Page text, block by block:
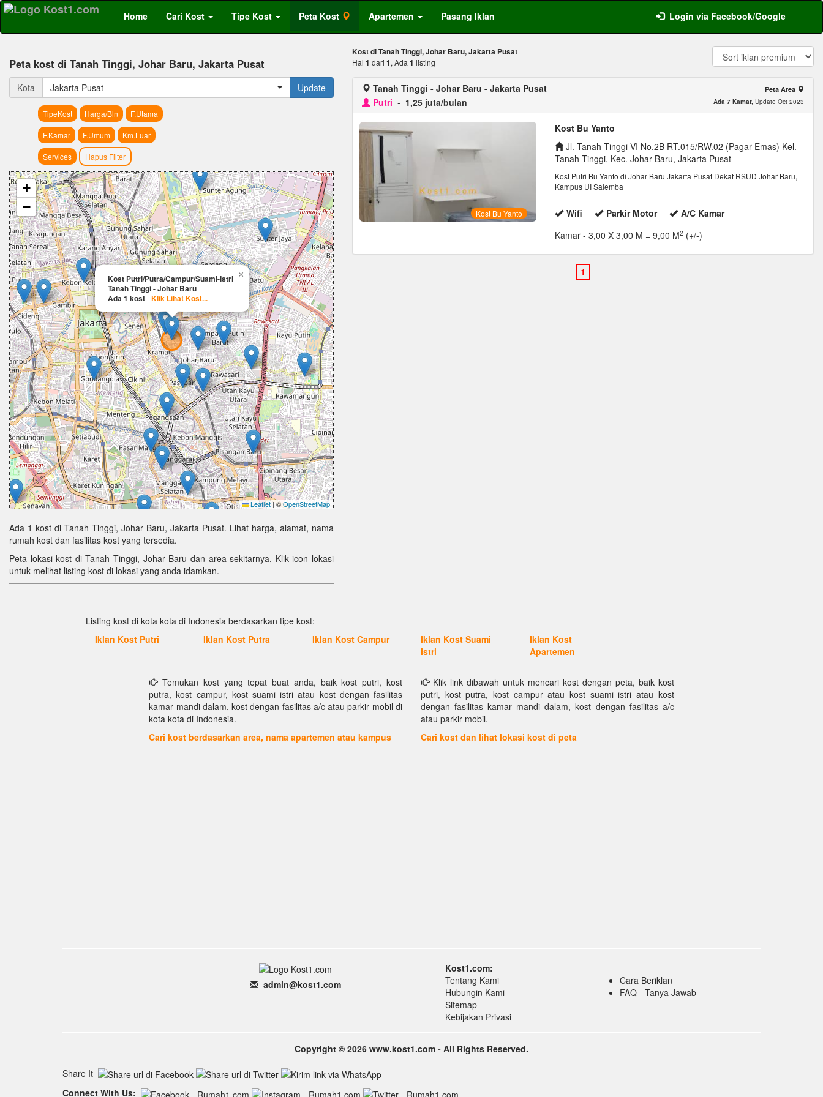
Home Cari Kost Tipe Kost Peta Kost Apartemen Pasang Iklan Login via Facebook/Google
Peta kost di Tanah Tinggi, Johar Baru, Jakarta Pusat
Kota Jakarta Pusat Update
TipeKost Harga/Bln F.Utama
F.Kamar F.Umum Km.Luar
Services Hapus Filter
Kost Putri/Putra/Campur/Suami-Istri
Tanah Tinggi - Johar Baru
Ada 1 kost-Klik Lihat Kost...
×
+
−
Leaflet|©OpenStreetMap
Ada 1 kost di Tanah Tinggi, Johar Baru, Jakarta Pusat. Lihat harga, alamat, nama
rumah kost dan fasilitas kost yang tersedia.
Peta lokasi kost di Tanah Tinggi, Johar Baru dan area sekitarnya, Klik icon lokasi
untuk melihat listing kost di lokasi yang anda idamkan.
Kost di Tanah Tinggi, Johar Baru, Jakarta Pusat
Hal 1 dari 1, Ada 1 listing
Tanah Tinggi - Johar Baru - Jakarta Pusat
Putri - 1,25 juta/bulan
Peta Area
Ada 7 Kamar, Update Oct 2023
Kost Bu Yanto
Kost Bu Yanto
Jl. Tanah Tinggi VI No.2B RT.015/RW.02 (Pagar Emas) Kel.
Tanah Tinggi, Kec. Johar Baru, Jakarta Pusat
Kost Putri Bu Yanto di Johar Baru Jakarta Pusat Dekat RSUD Johar Baru,
Kampus UI Salemba
Wifi Parkir Motor
A/C Kamar
Kamar- 3,00 X 3,00 M = 9,00 M2 (+/-)
Listing kost di kota kota di Indonesia berdasarkan tipe kost:
Iklan Kost Putri
Iklan Kost Putra Iklan Kost Campur
Iklan Kost Suami
Istri
Iklan Kost
Apartemen
Temukan kost yang tepat buat anda, baik kost putri, kost
putra, kost campur, kost suami istri atau kost dengan fasilitas
kamar mandi dalam, kost dengan fasilitas a/c atau parkir mobil di
kota kota di Indonesia.
Cari kost berdasarkan area, nama apartemen atau kampus
Klik link dibawah untuk mencari kost dengan peta, baik kost
putri, kost putra, kost campur atau kost suami istri atau kost
dengan fasilitas kamar mandi dalam, kost dengan fasilitas a/c
atau parkir mobil.
Cari kost dan lihat lokasi kost di peta
admin@kost1.com
Kost1.com:
Tentang Kami
Hubungin Kami
Sitemap
Kebijakan Privasi
Cara Beriklan
FAQ - Tanya Jawab
Copyright © 2026 www.kost1.com - All Rights Reserved.
Share It
Connect With Us: